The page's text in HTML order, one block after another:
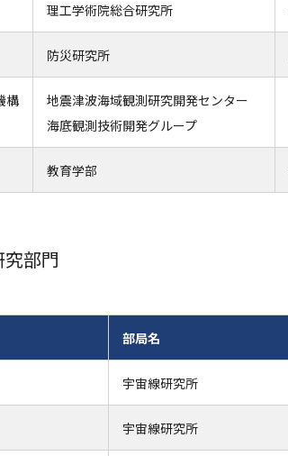
理工学術院総合研究所
防災研究所
構
地震津波海域観測研究開発センター
海底観測技術開発グループ
教育学部
部門
部局名
宇宙線研究所
宇宙線研究所